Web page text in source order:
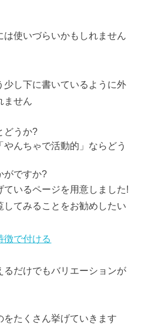
使いづらいかもしれません
少し下に書いているように外
ません
どうか?
んちゃで活動的」ならどう
がですか?
いるページを用意しました!
てみることをお勧めしたい
徴で付ける
だけでもバリエーションが
をたくさん挙げていきます